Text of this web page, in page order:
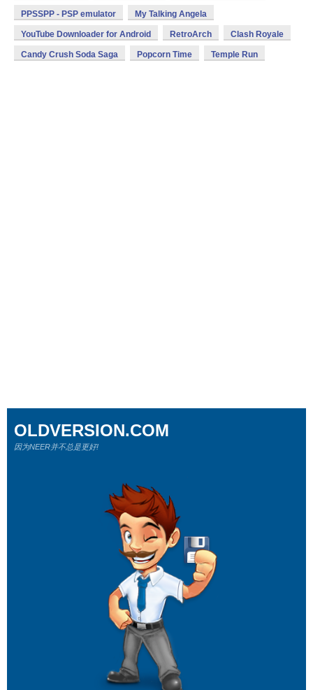
PPSSPP - PSP emulator My Talking Angela
YouTube Downloader for Android RetroArch Clash Royale
Candy Crush Soda Saga Popcorn Time Temple Run
OLDVERSION.COM
因为NEER并不总是更好!